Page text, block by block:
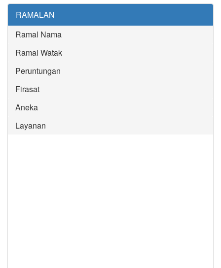
RAMALAN
Ramal Nama
Ramal Watak
Peruntungan
Firasat
Aneka
Layanan